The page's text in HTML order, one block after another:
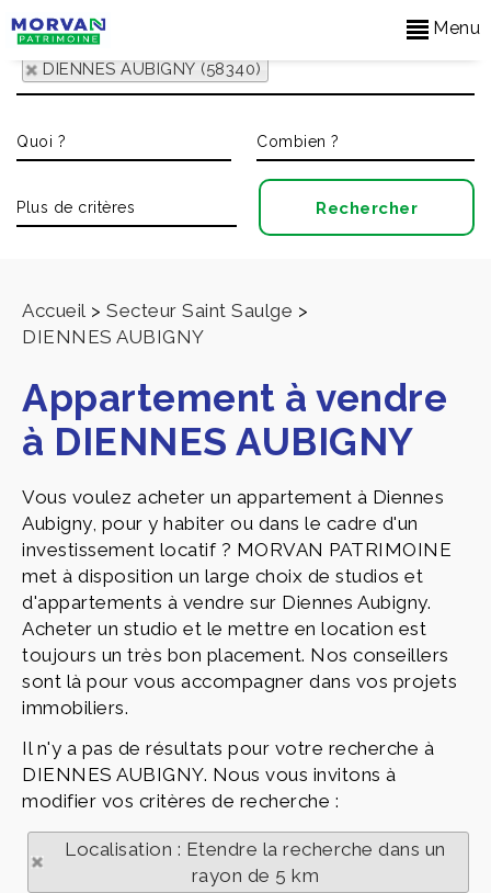
Menu
DIENNES AUBIGNY (58340)
Accueil > Secteur Saint Saulge >
DIENNES AUBIGNY
Appartement à vendre
à DIENNES AUBIGNY
Vous voulez acheter un appartement à Diennes
Aubigny, pour y habiter ou dans le cadre d'un
investissement locatif ? MORVAN PATRIMOINE
met à disposition un large choix de studios et
d'appartements à vendre sur Diennes Aubigny.
Acheter un studio et le mettre en location est
toujours un très bon placement. Nos conseillers
sont là pour vous accompagner dans vos projets
immobiliers.
Il n'y a pas de résultats pour votre recherche à
DIENNES AUBIGNY. Nous vous invitons à
modifier vos critères de recherche :
Localisation : Etendre la recherche dans un
rayon de 5 km